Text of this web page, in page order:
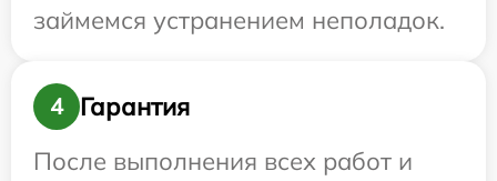
займемся устранением неполадок.
4
Гарантия
После выполнения всех работ и